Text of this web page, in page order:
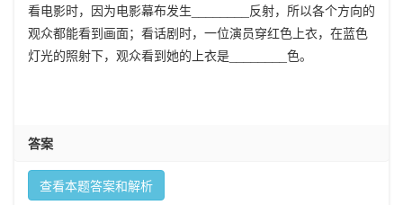
看电影时，因为电影幕布发生________反射，所以各个方向的
观众都能看到画面；看话剧时，一位演员穿红色上衣，在蓝色
灯光的照射下，观众看到她的上衣是________色。
答案
查看本题答案和解析